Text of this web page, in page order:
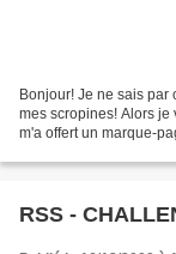
Bonjour! Je ne sais
mes scropines! Alors je
m'a offert un marque-
RSS -